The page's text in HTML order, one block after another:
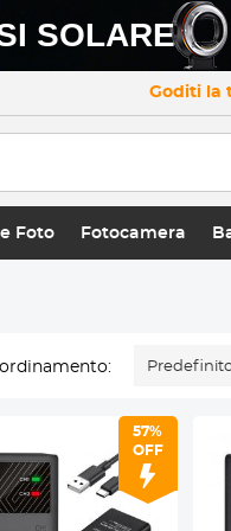
SOLARE
Goditi la
Foto Fotocamera
ordinamento:
57%
OFF